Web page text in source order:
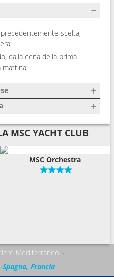
scelta,
dalla cena della prima
mattina.
MSC YACHT CLUB
MSC Orchestra
Mediterraneo
Spagna, Francia